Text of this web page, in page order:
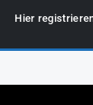
Hier